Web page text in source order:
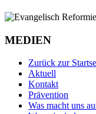
MEDIEN
Zurück zur
Aktuell
Kontakt
Prävention
Was macht uns